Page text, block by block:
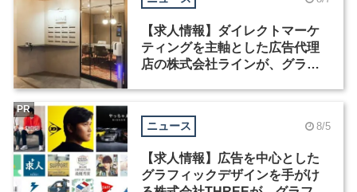
【求人情報】ダイレクトマーケ
ティングを主軸とした広告代理
店の株式会社ラインが、グラフ
ニュース 8/5
【求人情報】広告を中心とした
グラフィックデザインを手がけ
PR